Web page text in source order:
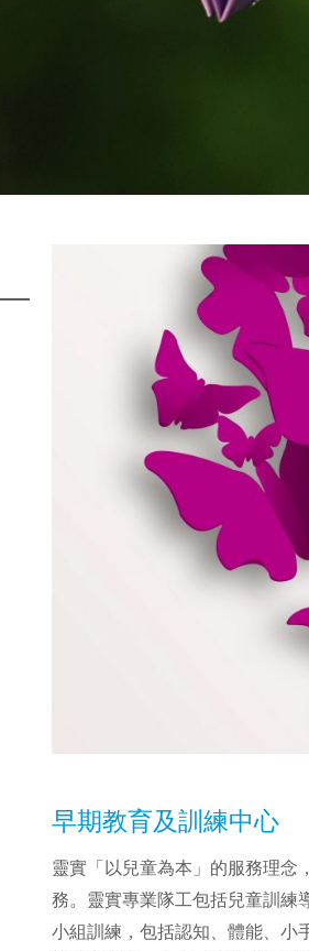
早期教育及訓練中心
靈實「以兒童為本」的服務理念
務。靈實專業隊工包括兒童訓練
小組訓練，包括認知、體能、小